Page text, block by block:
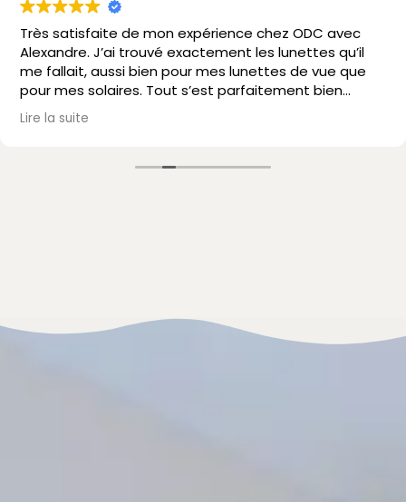
Très satisfaite de mon expérience chez ODC avec
Alexandre. J’ai trouvé exactement les lunettes qu’il
me fallait, aussi bien pour mes lunettes de vue que
pour mes solaires. Tout s’est parfaitement bien
passé, avec un accueil et un accompagnement au
top. Je recommande vivement !
Lire la suite